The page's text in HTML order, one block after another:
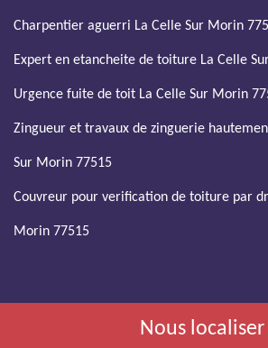
Charpentier aguerri La Celle Sur Morin
Expert en etancheite de toiture La Celle
Urgence fuite de toit La Celle Sur Morin
Zingueur et travaux de zinguerie
Sur Morin 77515
Couvreur pour verification de toiture par
Morin 77515
Nous localiser